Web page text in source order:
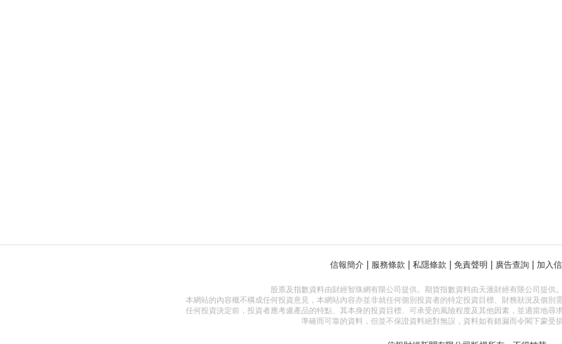
信報簡介 服務條款 私隱條款 免責聲明 廣告查詢 加入
股票及指數資料由財經智珠網有限公司提供。期貨指數資料由天滙財經有限公司提供
本網站的內容概不構成任何投資意見，本網站內容亦並非就任何個別投資者的特定投資目標、財務狀況及個別
任何投資決定前，投資者應考慮產品的特點、其本身的投資目標、可承受的風險程度及其他因素，並適當地尋
準確而可靠的資料，但並不保證資料絕對無誤，資料如有錯漏而令閣下蒙受